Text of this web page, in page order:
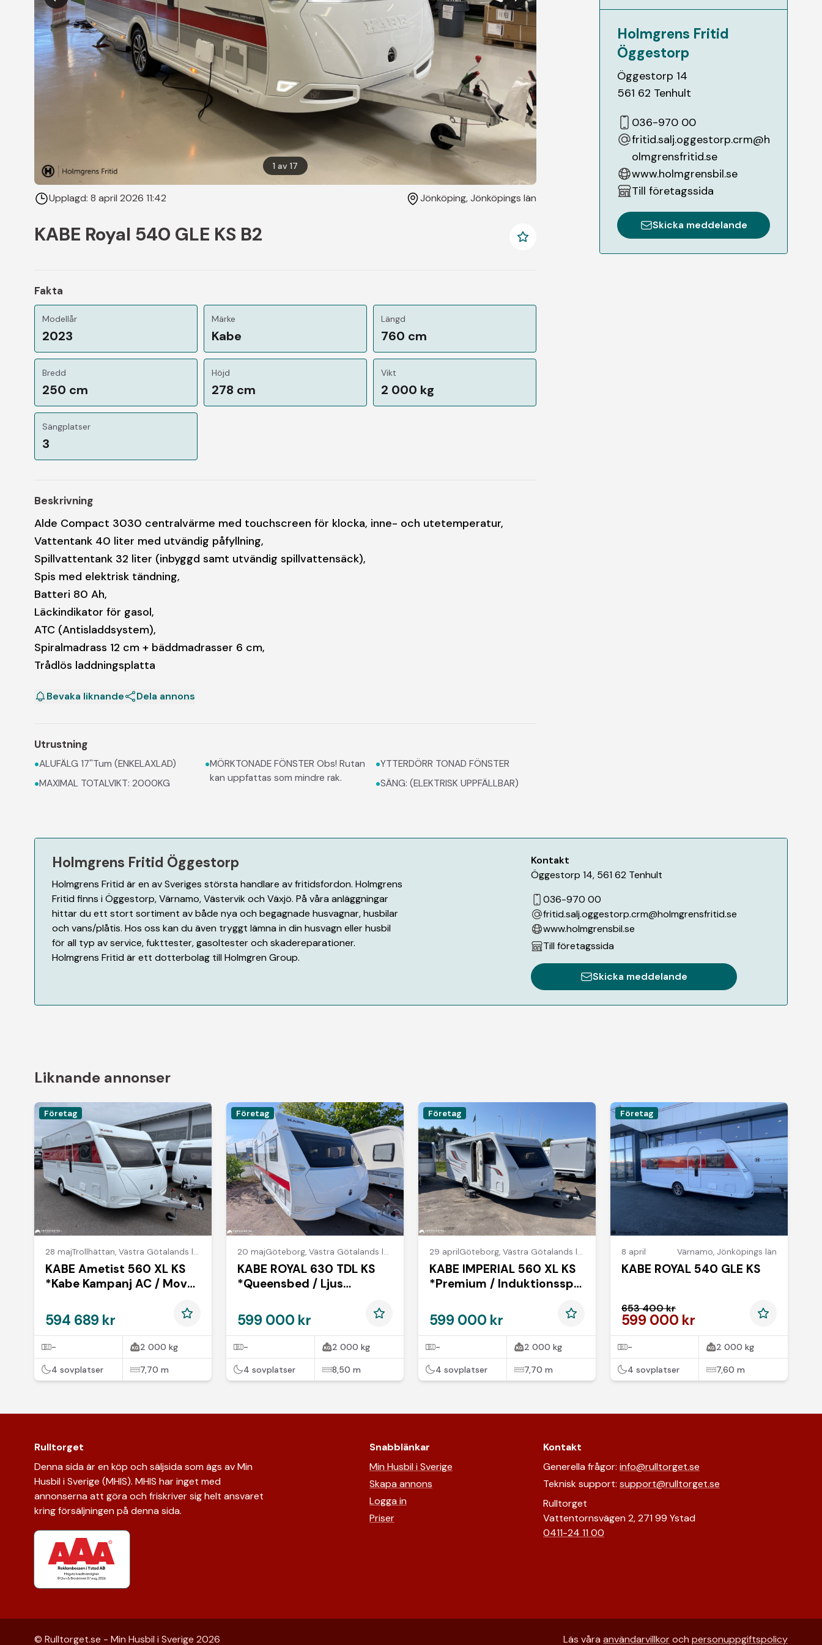
1 av17
Upplagd: 8 april 2026 11:42 Jönköping, Jönköpings län
KABE Royal 540 GLE KS B2
Fakta
Modellår
2023
Märke
Kabe
Längd
760 cm
Bredd
250 cm
Höjd
278 cm
Vikt
2 000 kg
Sängplatser
3
Beskrivning
Alde Compact 3030 centralvärme med touchscreen för klocka, inne- och utetemperatur,
Vattentank 40 liter med utvändig påfyllning,
Spillvattentank 32 liter (inbyggd samt utvändig spillvattensäck),
Spis med elektrisk tändning,
Batteri 80 Ah,
Läckindikator för gasol,
ATC (Antisladdsystem),
Spiralmadrass 12 cm + bäddmadrasser 6 cm,
Trådlös laddningsplatta
Bevaka liknande Dela annons
Utrustning
•ALUFÄLG 17''Tum (ENKELAXLAD)
•MAXIMAL TOTALVIKT: 2000KG
•MÖRKTONADE FÖNSTER Obs! Rutan
kan uppfattas som mindre rak.
•YTTERDÖRR TONAD FÖNSTER
•SÄNG: (ELEKTRISK UPPFÄLLBAR)
Holmgrens Fritid
Öggestorp
Öggestorp 14
561 62 Tenhult
036-970 00
fritid.salj.oggestorp.crm@h
olmgrensfritid.se
www.holmgrensbil.se
Till företagssida
Skicka meddelande
Holmgrens Fritid Öggestorp
Holmgrens Fritid är en av Sveriges största handlare av fritidsfordon. Holmgrens
Fritid finns i Öggestorp, Värnamo, Västervik och Växjö. På våra anläggningar
hittar du ett stort sortiment av både nya och begagnade husvagnar, husbilar
och vans/plåtis. Hos oss kan du även tryggt lämna in din husvagn eller husbil
för all typ av service, fukttester, gasoltester och skadereparationer.
Holmgrens Fritid är ett dotterbolag till Holmgren Group.
Kontakt
Öggestorp 14, 561 62 Tenhult
036-970 00
fritid.salj.oggestorp.crm@holmgrensfritid.se
www.holmgrensbil.se
Till företagssida
Skicka meddelande
Liknande annonser
Företag
28 majTrollhättan,Västra Götalands län
KABE Ametist 560 XL KS
*Kabe Kampanj AC / Mover
594 689 kr
- 2 000 kg
4 sovplatser 7,70 m
Företag
20 majGöteborg,Västra Götalands län
KABE ROYAL 630 TDL KS
*Queensbed / Ljus
599 000 kr
- 2 000 kg
4 sovplatser 8,50 m
Företag
29 aprilGöteborg,Västra Götalands län
KABE IMPERIAL 560 XL KS
*Premium / Induktionsspis
599 000 kr
- 2 000 kg
4 sovplatser 7,70 m
Företag
8 april Värnamo, Jönköpings län
KABE ROYAL 540 GLE KS
653 400 kr
599 000 kr
- 2 000 kg
4 sovplatser 7,60 m
Rulltorget
Denna sida är en köp och säljsida som ägs av Min
Husbil i Sverige (MHIS). MHIS har inget med
annonserna att göra och friskriver sig helt ansvaret
kring försäljningen på denna sida.
Snabblänkar
Min Husbil i Sverige
Skapa annons
Logga in
Priser
Kontakt
Generella frågor: info@rulltorget.se
Teknisk support: support@rulltorget.se
Rulltorget
Vattentornsvägen 2, 271 99 Ystad
0411-24 11 00
© Rulltorget.se - Min Husbil i Sverige 2026 Läs våra användarvillkoroch personuppgiftspolicy